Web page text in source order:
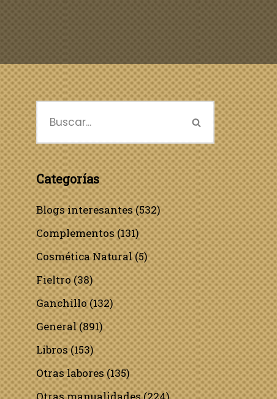
Categorías
Blogs interesantes(532)
Complementos(131)
Cosmética Natural(5)
Fieltro(38)
Ganchillo(132)
General(891)
Libros(153)
Otras labores(135)